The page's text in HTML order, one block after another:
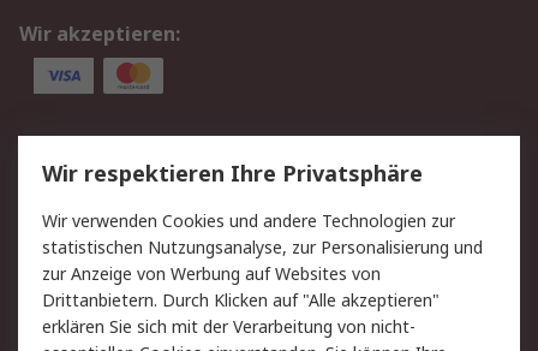
Wir akzeptieren:
Service
Value Added Services
Lieferlösungen
Rücksendungen
Kontakt
Hilfe
Privatkunden
Rechtliches
Wir respektieren Ihre Privatsphäre
Wir verwenden Cookies und andere Technologien zur
statistischen Nutzungsanalyse, zur Personalisierung und
zur Anzeige von Werbung auf Websites von
Drittanbietern. Durch Klicken auf "Alle akzeptieren"
erklären Sie sich mit der Verarbeitung von nicht-